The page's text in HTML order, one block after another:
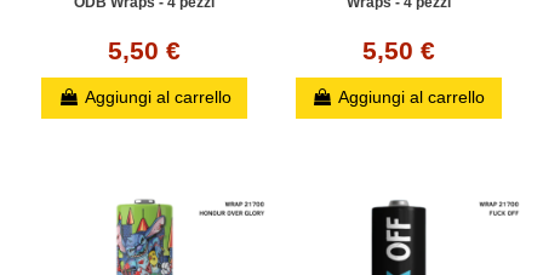
5,50 €
Aggiungi al carrello
5,50 €
Aggiungi al carrello